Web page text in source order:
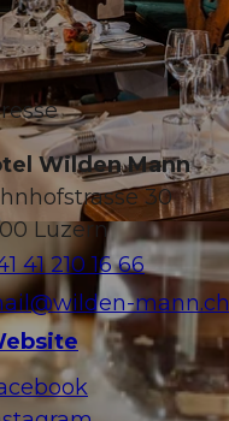
Wilden Mann
30
Luzern
41 210 16 66
mann.ch